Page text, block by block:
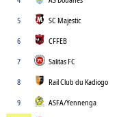
5
SC Majestic
6
CFFEB
7
Salitas FC
8
Rail Club du Kadiogo
9
ASFA/Yennenga